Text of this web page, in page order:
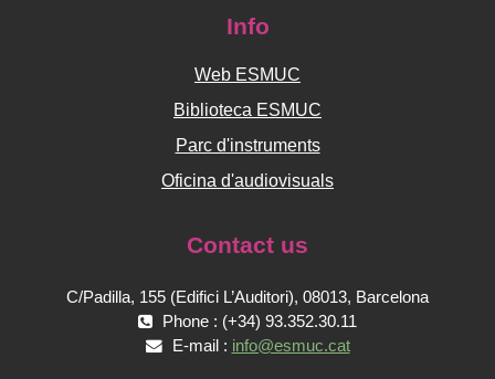
Info
Web ESMUC
Biblioteca ESMUC
Parc d'instruments
Oficina d'audiovisuals
Contact us
C/Padilla, 155 (Edifici L’Auditori), 08013, Barcelona
Phone : (+34) 93.352.30.11
E-mail : info@esmuc.cat